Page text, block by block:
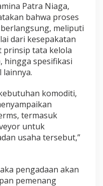
Patra Niaga,
bahwa proses
meliputi
dari kesepakatan
prinsip tata kelola
hingga spesifikasi
komoditi,
termasuk
untuk
usaha tersebut,”
pengadaan akan
pemenang